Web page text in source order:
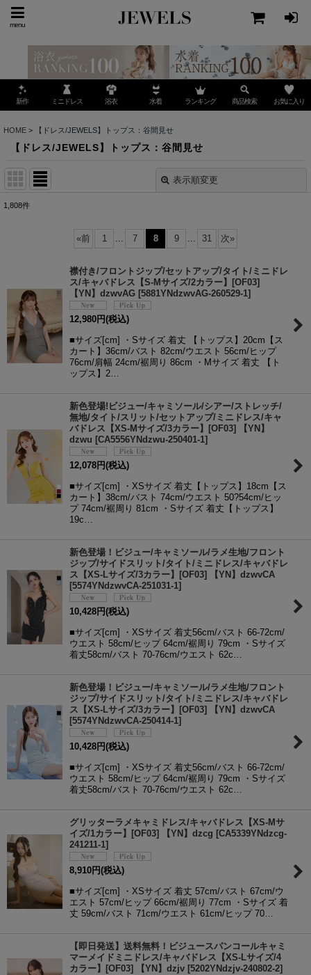
menu
新作 ミニドレス 浴衣 水着 ランキング 商品検索 お気に入り
HOME > 【ドレス/JEWELS】トップス：谷間見せ
【ドレス/JEWELS】トップス：谷間見せ
表示順変更
絞り込む
1,808件
«前 1 7 8 9 31 次»
襟付き/フロントジップ/セットアップ/タイト/ミニドレ
ス/キャバドレス【S-Mサイズ/2カラー】[OF03]
【YN】dzwvAG [5881YNdzwvAG-260529-1]
12,980 円(税込)
■サイズ[cm] ・Sサイズ 着丈 【トップス】20cm【ス
カート】36cm/バスト 82cm/ウエスト 56cm/ヒップ
76cm/肩幅 24cm/裾周り 86cm ・Mサイズ 着丈 【ト
ップス】2…
新色登場!ビジュー/キャミソール/シアー/ストレッチ/
無地/タイト/スリット/セットアップ/ミニドレス/キャ
バドレス【XS-Mサイズ/3カラー】[OF03] 【YN】
dzwu [CA5556YNdzwu-250401-1]
12,078 円(税込)
■サイズ[cm] ・XSサイズ 着丈【トップス】18cm【ス
カート】38cm/バスト 74cm/ウエスト 50?54cm/ヒッ
プ 74cm/裾周り 81cm ・Sサイズ 着丈【トップス】
19c…
新色登場！ビジュー/キャミソール/ラメ生地/フロント
ジップ/サイドスリット/タイト/ミニドレス/キャバドレ
ス【XS-Lサイズ/3カラー】[OF03] 【YN】dzwvCA
[5574YNdzwvCA-251031-1]
10,428 円(税込)
■サイズ[cm] ・XSサイズ 着丈56cm/バスト 66-72cm/
ウエスト 58cm/ヒップ 64cm/裾周り 79cm ・Sサイズ
着丈58cm/バスト 70-76cm/ウエスト 62c…
新色登場！ビジュー/キャミソール/ラメ生地/フロント
ジップ/サイドスリット/タイト/ミニドレス/キャバドレ
ス【XS-Lサイズ/3カラー】[OF03] 【YN】dzwvCA
[5574YNdzwvCA-250414-1]
10,428 円(税込)
■サイズ[cm] ・XSサイズ 着丈56cm/バスト 66-72cm/
ウエスト 58cm/ヒップ 64cm/裾周り 79cm ・Sサイズ
着丈58cm/バスト 70-76cm/ウエスト 62c…
グリッターラメキャミドレス/キャバドレス【XS-Mサ
イズ/1カラー】[OF03] 【YN】dzcg [CA5339YNdzcg-
241211-1]
8,910 円(税込)
■サイズ[cm] ・XSサイズ 着丈 57cm/バスト 67cm/ウ
エスト 57cm/ヒップ 66cm/裾周り 77cm ・Sサイズ 着
丈 59cm/バスト 71cm/ウエスト 61cm/ヒップ 70…
【即日発送】送料無料！ビジュースパンコールキャミ
マーメイドミニドレス/キャバドレス【XS-Lサイズ/4
カラー】[OF03] 【YN】dzjv [5202YNdzjv-240802-2]